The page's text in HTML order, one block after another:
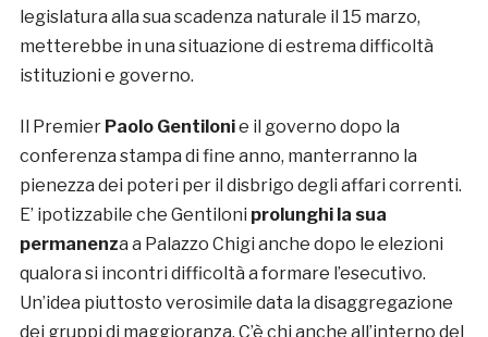
legislatura alla sua scadenza naturale il 15 marzo,
metterebbe in una situazione di estrema difficoltà
istituzioni e governo.
Il Premier Paolo Gentilonie il governo dopo la
conferenza stampa di fine anno, manterranno la
pienezza dei poteri per il disbrigo degli affari correnti.
E’ ipotizzabile che Gentiloni prolunghi la sua
permanenza a Palazzo Chigi anche dopo le elezioni
qualora si incontri difficoltà a formare l’esecutivo.
Un’idea piuttosto verosimile data la disaggregazione
dei gruppi di maggioranza. C’è chi anche all’interno del